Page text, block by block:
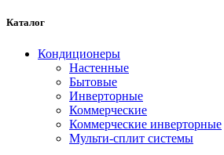
Каталог
Кондиционеры
Настенные
Бытовые
Инверторные
Коммерческие
Коммерческие инверторные
Мульти-сплит системы